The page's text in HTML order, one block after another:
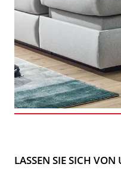
LASSEN SIE SICH